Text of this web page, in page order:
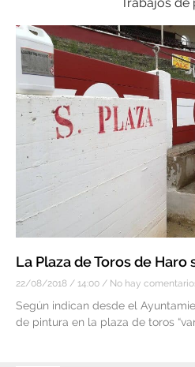
La Plaza de Toros de Haro
22/08/2018 14:00 No hay
Según indican desde el
de pintura en la plaza de toros